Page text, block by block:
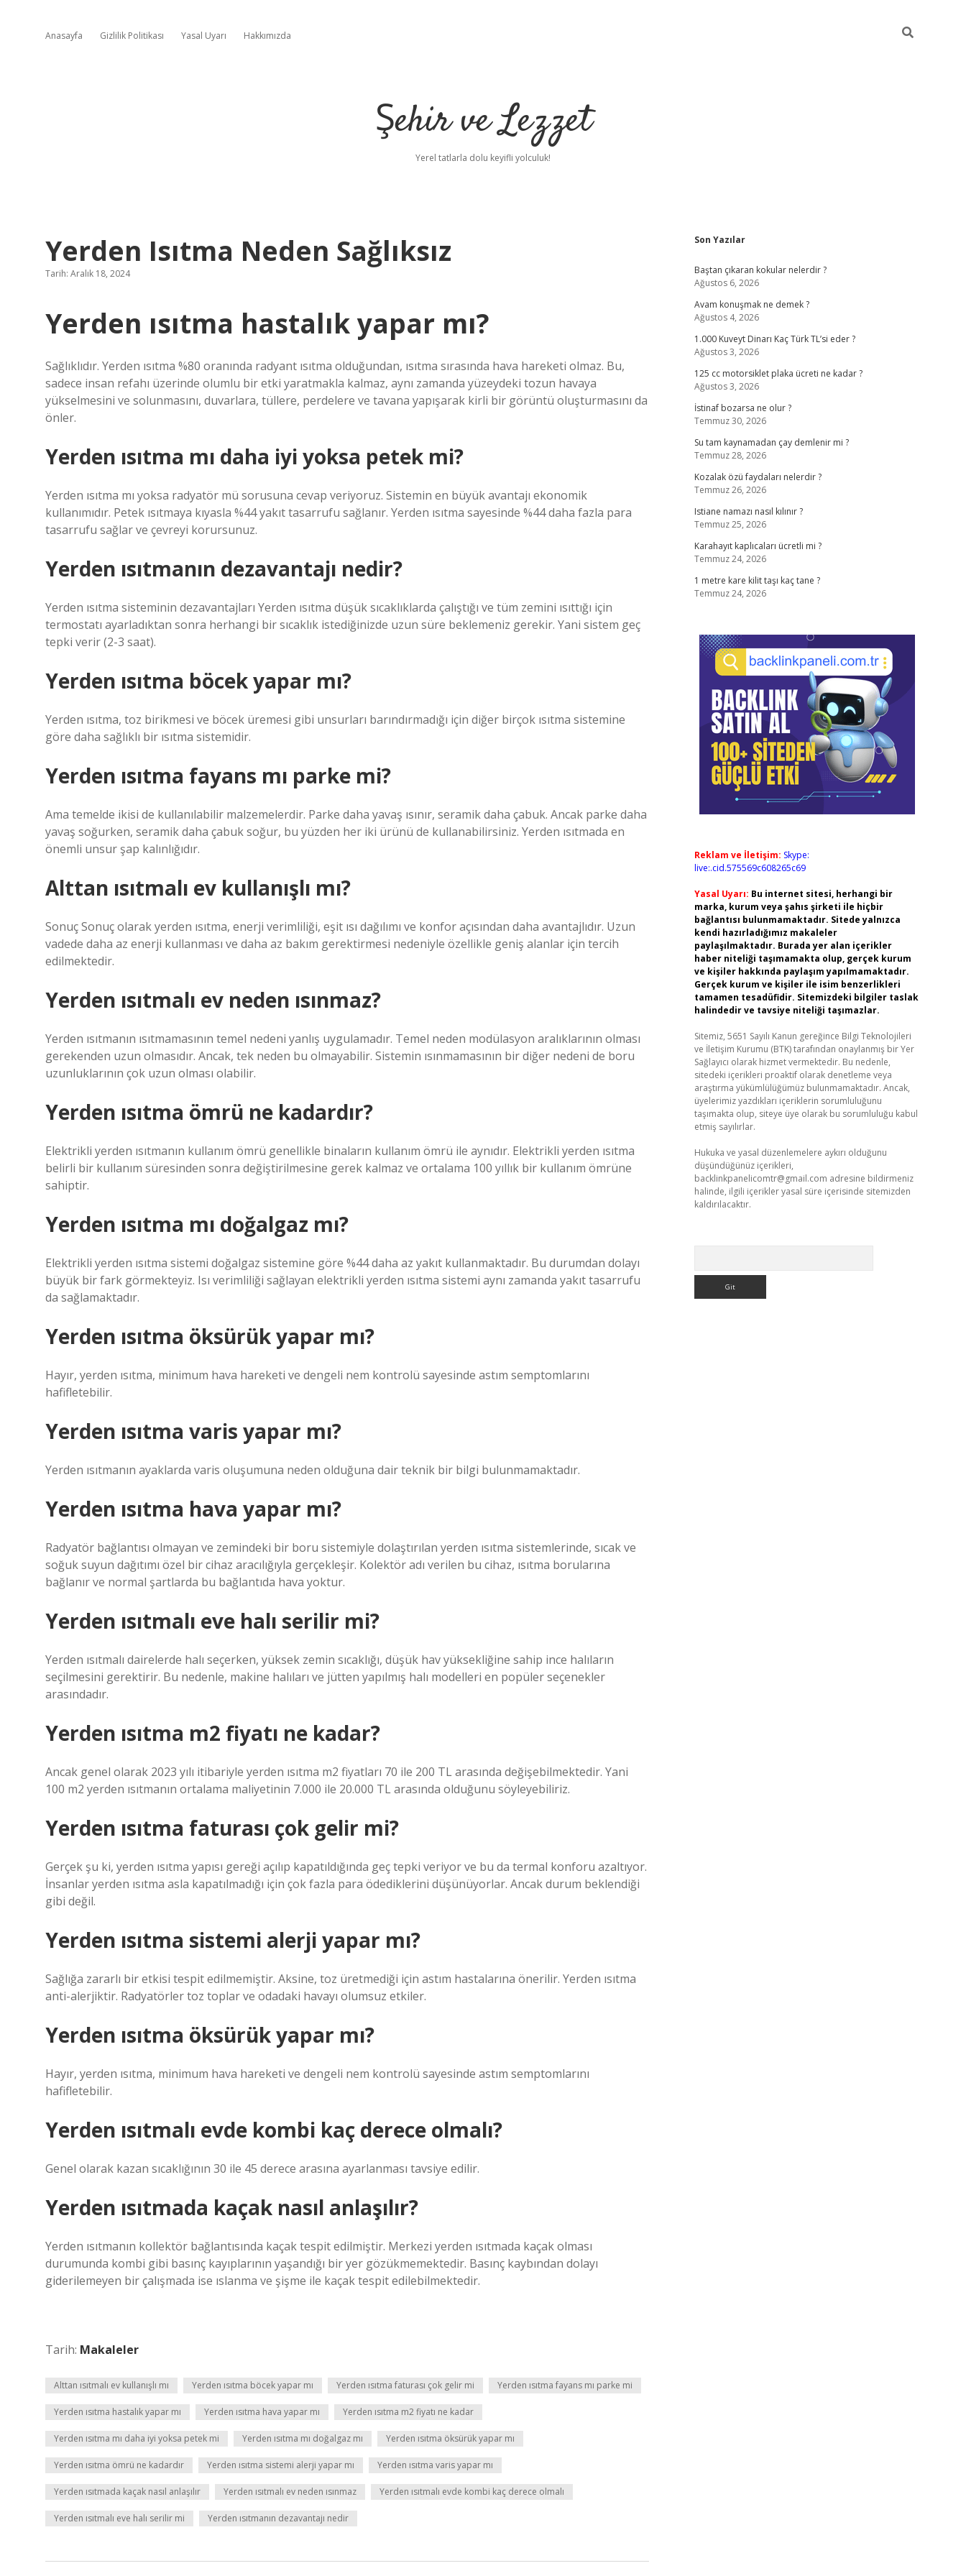
Anasayfa Gizlilik Politikası Yasal Uyarı Hakkımızda
Şehir ve Lezzet
Yerel tatlarla dolu keyifli yolculuk!
Yerden Isıtma Neden Sağlıksız
Tarih: Aralık 18, 2024
Yerden ısıtma hastalık yapar mı?
Sağlıklıdır. Yerden ısıtma %80 oranında radyant ısıtma olduğundan, ısıtma sırasında hava hareketi olmaz. Bu,
sadece insan refahı üzerinde olumlu bir etki yaratmakla kalmaz, aynı zamanda yüzeydeki tozun havaya
yükselmesini ve solunmasını, duvarlara, tüllere, perdelere ve tavana yapışarak kirli bir görüntü oluşturmasını da
önler.
Yerden ısıtma mı daha iyi yoksa petek mi?
Yerden ısıtma mı yoksa radyatör mü sorusuna cevap veriyoruz. Sistemin en büyük avantajı ekonomik
kullanımıdır. Petek ısıtmaya kıyasla %44 yakıt tasarrufu sağlanır. Yerden ısıtma sayesinde %44 daha fazla para
tasarrufu sağlar ve çevreyi korursunuz.
Yerden ısıtmanın dezavantajı nedir?
Yerden ısıtma sisteminin dezavantajları Yerden ısıtma düşük sıcaklıklarda çalıştığı ve tüm zemini ısıttığı için
termostatı ayarladıktan sonra herhangi bir sıcaklık istediğinizde uzun süre beklemeniz gerekir. Yani sistem geç
tepki verir (2-3 saat).
Yerden ısıtma böcek yapar mı?
Yerden ısıtma, toz birikmesi ve böcek üremesi gibi unsurları barındırmadığı için diğer birçok ısıtma sistemine
göre daha sağlıklı bir ısıtma sistemidir.
Yerden ısıtma fayans mı parke mi?
Ama temelde ikisi de kullanılabilir malzemelerdir. Parke daha yavaş ısınır, seramik daha çabuk. Ancak parke daha
yavaş soğurken, seramik daha çabuk soğur, bu yüzden her iki ürünü de kullanabilirsiniz. Yerden ısıtmada en
önemli unsur şap kalınlığıdır.
Alttan ısıtmalı ev kullanışlı mı?
Sonuç Sonuç olarak yerden ısıtma, enerji verimliliği, eşit ısı dağılımı ve konfor açısından daha avantajlıdır. Uzun
vadede daha az enerji kullanması ve daha az bakım gerektirmesi nedeniyle özellikle geniş alanlar için tercih
edilmektedir.
Yerden ısıtmalı ev neden ısınmaz?
Yerden ısıtmanın ısıtmamasının temel nedeni yanlış uygulamadır. Temel neden modülasyon aralıklarının olması
gerekenden uzun olmasıdır. Ancak, tek neden bu olmayabilir. Sistemin ısınmamasının bir diğer nedeni de boru
uzunluklarının çok uzun olması olabilir.
Yerden ısıtma ömrü ne kadardır?
Elektrikli yerden ısıtmanın kullanım ömrü genellikle binaların kullanım ömrü ile aynıdır. Elektrikli yerden ısıtma
belirli bir kullanım süresinden sonra değiştirilmesine gerek kalmaz ve ortalama 100 yıllık bir kullanım ömrüne
sahiptir.
Yerden ısıtma mı doğalgaz mı?
Elektrikli yerden ısıtma sistemi doğalgaz sistemine göre %44 daha az yakıt kullanmaktadır. Bu durumdan dolayı
büyük bir fark görmekteyiz. Isı verimliliği sağlayan elektrikli yerden ısıtma sistemi aynı zamanda yakıt tasarrufu
da sağlamaktadır.
Yerden ısıtma öksürük yapar mı?
Hayır, yerden ısıtma, minimum hava hareketi ve dengeli nem kontrolü sayesinde astım semptomlarını
hafifletebilir.
Yerden ısıtma varis yapar mı?
Yerden ısıtmanın ayaklarda varis oluşumuna neden olduğuna dair teknik bir bilgi bulunmamaktadır.
Yerden ısıtma hava yapar mı?
Radyatör bağlantısı olmayan ve zemindeki bir boru sistemiyle dolaştırılan yerden ısıtma sistemlerinde, sıcak ve
soğuk suyun dağıtımı özel bir cihaz aracılığıyla gerçekleşir. Kolektör adı verilen bu cihaz, ısıtma borularına
bağlanır ve normal şartlarda bu bağlantıda hava yoktur.
Yerden ısıtmalı eve halı serilir mi?
Yerden ısıtmalı dairelerde halı seçerken, yüksek zemin sıcaklığı, düşük hav yüksekliğine sahip ince halıların
seçilmesini gerektirir. Bu nedenle, makine halıları ve jütten yapılmış halı modelleri en popüler seçenekler
arasındadır.
Yerden ısıtma m2 fiyatı ne kadar?
Ancak genel olarak 2023 yılı itibariyle yerden ısıtma m2 fiyatları 70 ile 200 TL arasında değişebilmektedir. Yani
100 m2 yerden ısıtmanın ortalama maliyetinin 7.000 ile 20.000 TL arasında olduğunu söyleyebiliriz.
Yerden ısıtma faturası çok gelir mi?
Gerçek şu ki, yerden ısıtma yapısı gereği açılıp kapatıldığında geç tepki veriyor ve bu da termal konforu azaltıyor.
İnsanlar yerden ısıtma asla kapatılmadığı için çok fazla para ödediklerini düşünüyorlar. Ancak durum beklendiği
gibi değil.
Yerden ısıtma sistemi alerji yapar mı?
Sağlığa zararlı bir etkisi tespit edilmemiştir. Aksine, toz üretmediği için astım hastalarına önerilir. Yerden ısıtma
anti-alerjiktir. Radyatörler toz toplar ve odadaki havayı olumsuz etkiler.
Yerden ısıtma öksürük yapar mı?
Hayır, yerden ısıtma, minimum hava hareketi ve dengeli nem kontrolü sayesinde astım semptomlarını
hafifletebilir.
Yerden ısıtmalı evde kombi kaç derece olmalı?
Genel olarak kazan sıcaklığının 30 ile 45 derece arasına ayarlanması tavsiye edilir.
Yerden ısıtmada kaçak nasıl anlaşılır?
Yerden ısıtmanın kollektör bağlantısında kaçak tespit edilmiştir. Merkezi yerden ısıtmada kaçak olması
durumunda kombi gibi basınç kayıplarının yaşandığı bir yer gözükmemektedir. Basınç kaybından dolayı
giderilemeyen bir çalışmada ise ıslanma ve şişme ile kaçak tespit edilebilmektedir.
Tarih: Makaleler
Alttan ısıtmalı ev kullanışlı mı Yerden ısıtma böcek yapar mı Yerden ısıtma faturası çok gelir mi Yerden ısıtma fayans mı parke mi
Yerden ısıtma hastalık yapar mı Yerden ısıtma hava yapar mı Yerden ısıtma m2 fiyatı ne kadar
Yerden ısıtma mı daha iyi yoksa petek mi Yerden ısıtma mı doğalgaz mı Yerden ısıtma öksürük yapar mı
Yerden ısıtma ömrü ne kadardır Yerden ısıtma sistemi alerji yapar mı Yerden ısıtma varis yapar mı
Yerden ısıtmada kaçak nasıl anlaşılır Yerden ısıtmalı ev neden ısınmaz Yerden ısıtmalı evde kombi kaç derece olmalı
Yerden ısıtmalı eve halı serilir mi Yerden ısıtmanın dezavantajı nedir
Sidebar
Son Yazılar
Baştan çıkaran kokular nelerdir ?
Ağustos 6, 2026
Avam konuşmak ne demek ?
Ağustos 4, 2026
1.000 Kuveyt Dinarı Kaç Türk TL’si eder ?
Ağustos 3, 2026
125 cc motorsiklet plaka ücreti ne kadar ?
Ağustos 3, 2026
İstinaf bozarsa ne olur ?
Temmuz 30, 2026
Su tam kaynamadan çay demlenir mi ?
Temmuz 28, 2026
Kozalak özü faydaları nelerdir ?
Temmuz 26, 2026
Istiane namazı nasıl kılınır ?
Temmuz 25, 2026
Karahayıt kaplıcaları ücretli mi ?
Temmuz 24, 2026
1 metre kare kilit taşı kaç tane ?
Temmuz 24, 2026
Reklam ve İletişim: Skype:
live:.cid.575569c608265c69
Yasal Uyarı: Bu internet sitesi, herhangi bir
marka, kurum veya şahıs şirketi ile hiçbir
bağlantısı bulunmamaktadır. Sitede yalnızca
kendi hazırladığımız makaleler
paylaşılmaktadır. Burada yer alan içerikler
haber niteliği taşımamakta olup, gerçek kurum
ve kişiler hakkında paylaşım yapılmamaktadır.
Gerçek kurum ve kişiler ile isim benzerlikleri
tamamen tesadüfidir. Sitemizdeki bilgiler taslak
halindedir ve tavsiye niteliği taşımazlar.
Sitemiz, 5651 Sayılı Kanun gereğince Bilgi Teknolojileri
ve İletişim Kurumu (BTK) tarafından onaylanmış bir Yer
Sağlayıcı olarak hizmet vermektedir. Bu nedenle,
sitedeki içerikleri proaktif olarak denetleme veya
araştırma yükümlülüğümüz bulunmamaktadır. Ancak,
üyelerimiz yazdıkları içeriklerin sorumluluğunu
taşımakta olup, siteye üye olarak bu sorumluluğu kabul
etmiş sayılırlar.
Hukuka ve yasal düzenlemelere aykırı olduğunu
düşündüğünüz içerikleri,
backlinkpanelicomtr@gmail.com adresine bildirmeniz
halinde, ilgili içerikler yasal süre içerisinde sitemizden
kaldırılacaktır.